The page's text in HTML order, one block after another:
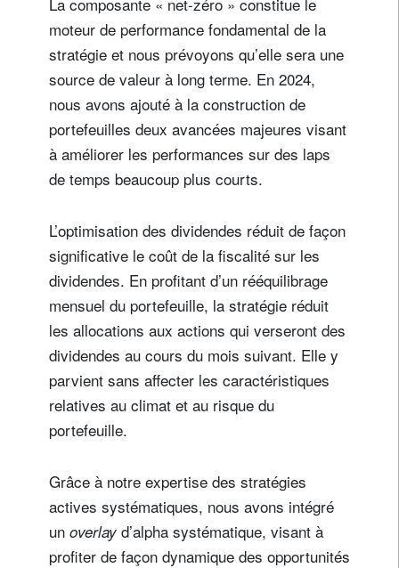
moteur de performance fondamental de la
stratégie et nous prévoyons qu’elle sera une
source de valeur à long terme. En 2024,
nous avons ajouté à la construction de
portefeuilles deux avancées majeures visant
à améliorer les performances sur des laps
de temps beaucoup plus courts.
L’optimisation des dividendes réduit de façon
significative le coût de la fiscalité sur les
dividendes. En profitant d’un rééquilibrage
mensuel du portefeuille, la stratégie réduit
les allocations aux actions qui verseront des
dividendes au cours du mois suivant. Elle y
parvient sans affecter les caractéristiques
relatives au climat et au risque du
portefeuille.
Grâce à notre expertise des stratégies
actives systématiques, nous avons intégré
un overlay d’alpha systématique, visant à
profiter de façon dynamique des opportunités